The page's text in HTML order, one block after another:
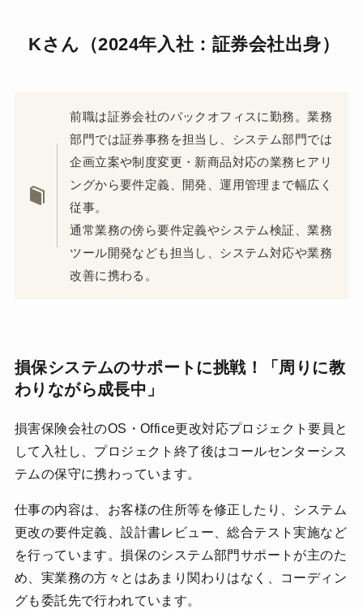
Kさん（2024年入社：証券会社出身）
前職は証券会社のバックオフィスに勤務。業務
部門では証券事務を担当し、システム部門では
企画立案や制度変更・新商品対応の業務ヒアリ
ングから要件定義、開発、運用管理まで幅広く
従事。
通常業務の傍ら要件定義やシステム検証、業務
ツール開発なども担当し、システム対応や業務
改善に携わる。
損保システムのサポートに挑戦！「周りに教
わりながら成長中」
損害保険会社のOS・Office更改対応プロジェクト要員と
して入社し、プロジェクト終了後はコールセンターシス
テムの保守に携わっています。
仕事の内容は、お客様の住所等を修正したり、システム
更改の要件定義、設計書レビュー、総合テスト実施など
を行っています。損保のシステム部門サポートが主のた
め、実業務の方々とはあまり関わりはなく、コーディン
グも委託先で行われています。